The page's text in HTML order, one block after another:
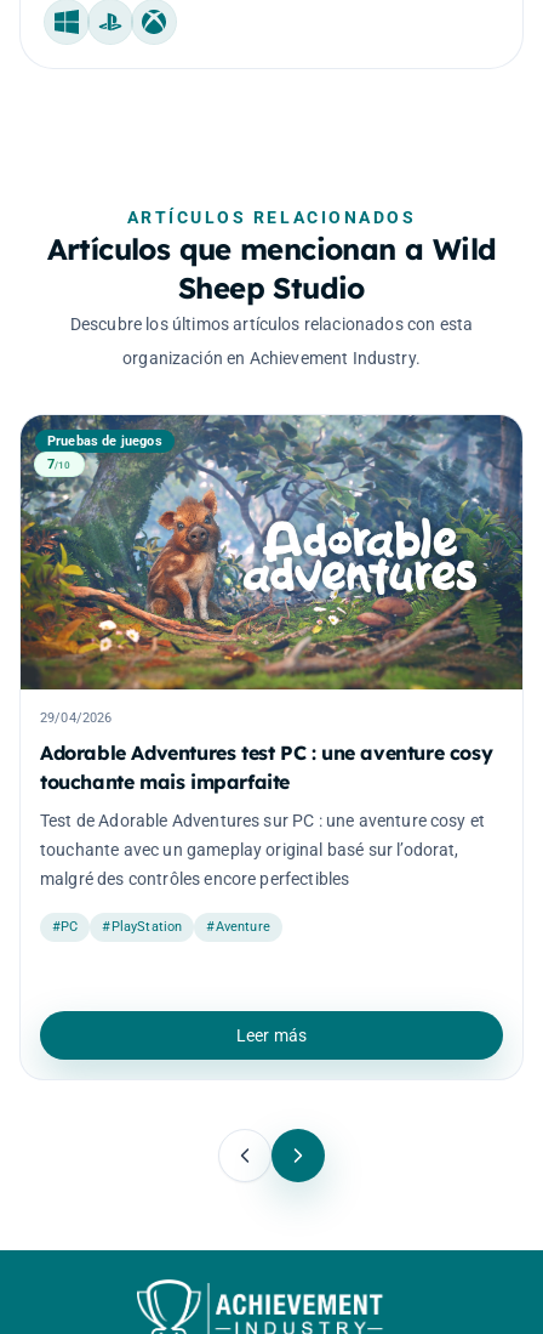
WindowsPlayStation
Xbox
ARTÍCULOS RELACIONADOS
Artículos que mencionan a Wild
Sheep Studio
Descubre los últimos artículos relacionados con esta
organización en Achievement Industry.
Pruebas de juegos
7/10
29/04/2026
Adorable Adventures test PC : une aventure cosy
touchante mais imparfaite
Test de Adorable Adventures sur PC : une aventure cosy et
touchante avec un gameplay original basé sur l’odorat,
malgré des contrôles encore perfectibles
#PC #PlayStation #Aventure
Leer más